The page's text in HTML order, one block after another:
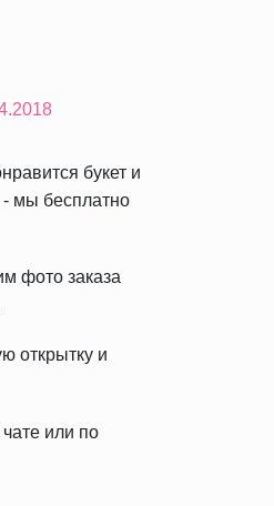
букет и
мы бесплатно
фото заказа
открытку и
или по